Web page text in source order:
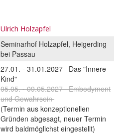
Ulrich Holzapfel
Seminarhof Holzapfel, Heigerding
bei Passau
27.01. - 31.01.2027 Das "Innere
Kind"
05.05. - 09.05.2027 Embodyment
und Gewahrsein
(Termin aus konzeptionellen
Gründen abgesagt, neuer Termin
wird baldmöglichst eingestellt)